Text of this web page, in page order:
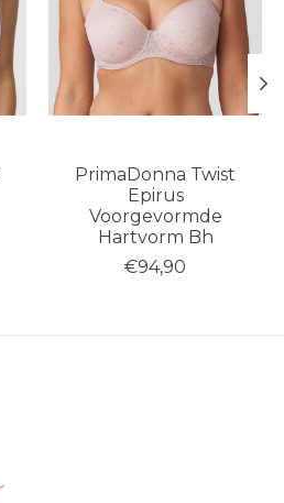
PrimaDonna Twist
Epirus
Voorgevormde
Hartvorm Bh
€94,90